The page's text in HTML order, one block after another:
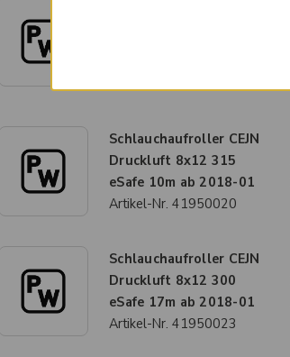
Schlauchaufroller CEJN
Druckluft 8x12 315
eSafe 10m ab 2018-01
Artikel-Nr. 41950020
Schlauchaufroller CEJN
Druckluft 8x12 300
eSafe 17m ab 2018-01
Artikel-Nr. 41950023